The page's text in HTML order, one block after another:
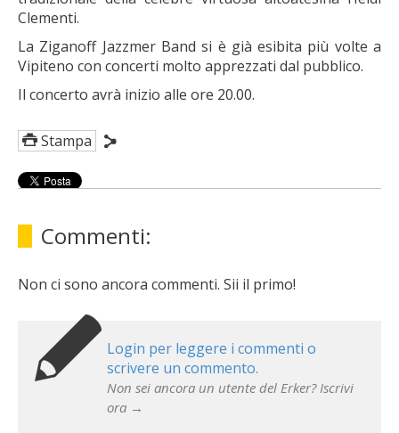
Clementi.
La Ziganoff Jazzmer Band si è già esibita più volte a
Vipiteno con concerti molto apprezzati dal pubblico.
Il concerto avrà inizio alle ore 20.00.
Stampa
Commenti:
Non ci sono ancora commenti. Sii il primo!
Login per leggere i commenti o
scrivere un commento.
Non sei ancora un utente del Erker? Iscrivi
ora →